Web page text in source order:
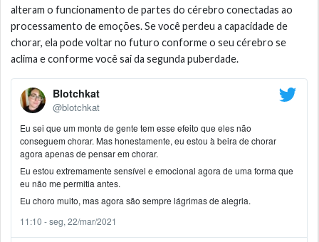
alteram o funcionamento de partes do cérebro conectadas ao
processamento de emoções. Se você perdeu a capacidade de
chorar, ela pode voltar no futuro conforme o seu cérebro se
aclima e conforme você sai da segunda puberdade.
Blotchkat
@blotchkat
Eu sei que um monte de gente tem esse efeito que eles não
conseguem chorar. Mas honestamente, eu estou à beira de chorar
agora apenas de pensar em chorar.
Eu estou extremamente sensível e emocional agora de uma forma que
eu não me permitia antes.
Eu choro muito, mas agora são sempre lágrimas de alegria.
11:10 - seg, 22/mar/2021